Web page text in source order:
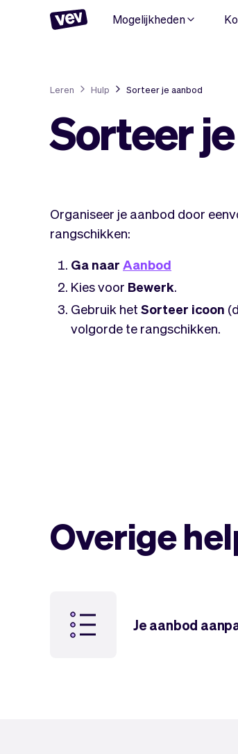
Mogelijkheden
Leren Hulp Sorteer je aanbod
Sorteer
Organiseer je aanbod door
rangschikken:
Ga naar Aanbod
Kies voor Bewerk.
Gebruik het Sorteer icoon
volgorde te rangschikken.
Overige
Je aanbod